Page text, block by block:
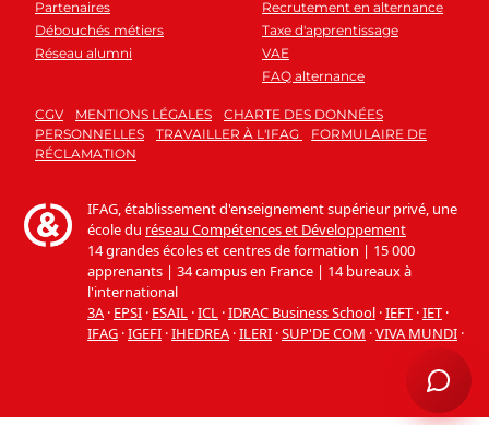
Partenaires
Débouchés métiers
Réseau alumni
Recrutement en alternance
Taxe d'apprentissage
VAE
FAQ alternance
CGV MENTIONS LÉGALES
CHARTE DES DONNÉES
PERSONNELLES
TRAVAILLER À L'IFAG
FORMULAIRE DE
RÉCLAMATION